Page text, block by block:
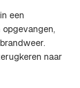
een
naar